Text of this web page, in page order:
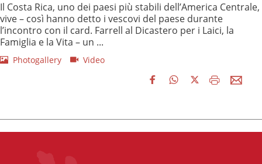
Il Costa Rica, uno dei paesi più stabili dell’America Centrale,
vive – così hanno detto i vescovi del paese durante
l’incontro con il card. Farrell al Dicastero per i Laici, la
Famiglia e la Vita – un ...
Photogallery Video